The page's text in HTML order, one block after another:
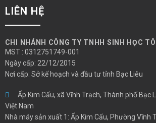
LIÊN HỆ
CHI NHÁNH CÔNG TY TNHH SINH HỌC
MST : 0312751749-001
Ngày cấp: 22/12/2015
Nơi cấp: Sở kế hoạch và đầu tư tỉnh Bạc Liêu
Ấp Kim Cấu, xã Vĩnh Trạch, Thành phố Bạc
Việt Nam
Nhà máy sản xuất 1: Ấp Kim Cấu, Phường Vĩnh